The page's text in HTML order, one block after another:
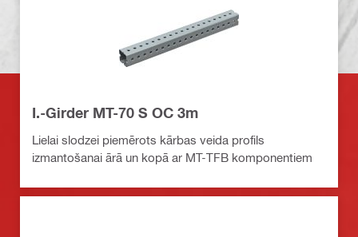
I.-Girder MT-70 S OC 3m
Lielai slodzei piemērots kārbas veida profils
izmantošanai ārā un kopā ar MT-TFB komponentiem